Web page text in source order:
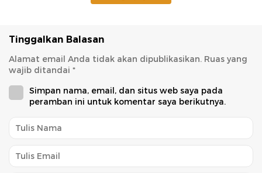
Tinggalkan Balasan
Alamat email Anda tidak akan dipublikasikan. Ruas yang
wajib ditandai *
Simpan nama, email, dan situs web saya pada
peramban ini untuk komentar saya berikutnya.